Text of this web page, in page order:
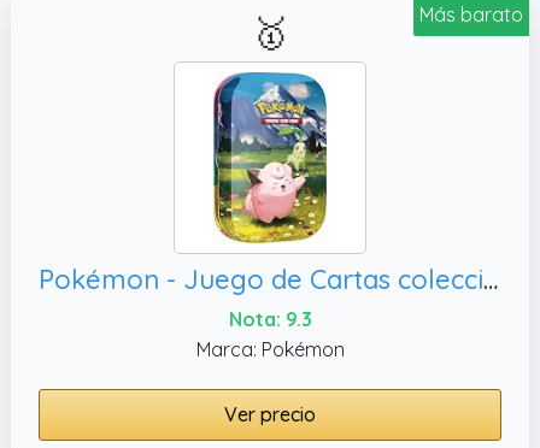
Más barato
🥇
Pokémon - Juego de Cartas coleccionables: Mini Caja de hojalata Mega-Desarrollo – Héroes sublimes: Piepi y Endivie (1 Hoja de Pegatinas, 1 Carta Pokémon y 2 Paquetes de Refuerzos)
Nota: 9.3
Marca: Pokémon
Ver precio